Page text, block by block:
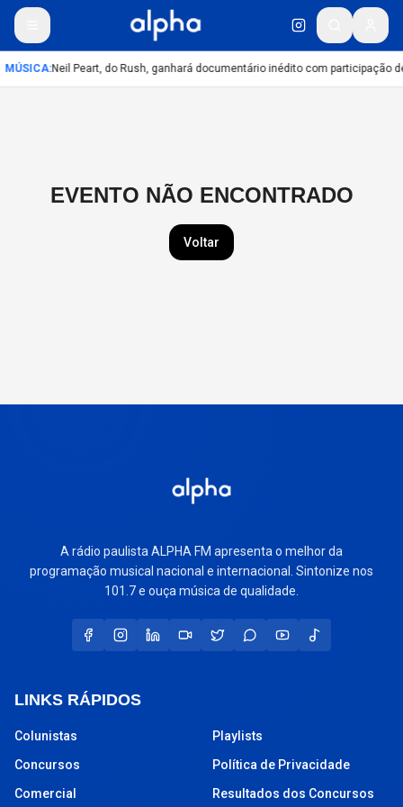
MÚSICA:Neil Peart, do Rush, ganhará documentário inédito com participação
EVENTO NÃO ENCONTRADO
Voltar
A rádio paulista ALPHA FM apresenta o melhor da
programação musical nacional e internacional. Sintonize nos
101.7 e ouça música de qualidade.
LINKS RÁPIDOS
Colunistas
Concursos
Comercial
Playlists
Política de Privacidade
Resultados dos Concursos